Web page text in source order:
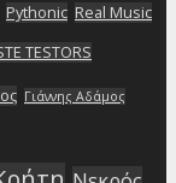
Pythonic Real Music
TESTORS
Γιάννης Αδάμος